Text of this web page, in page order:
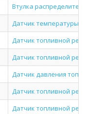
Втулка
Датчик температуры и
Датчик топливной
Датчик топливной
Датчик давления
Датчик топливной
Датчик топливной